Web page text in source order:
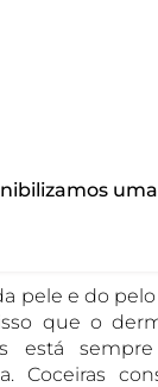
pele e do
que o
está
Coceiras